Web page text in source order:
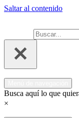
Saltar al contenido
Busca aquí lo que
×
Ahora compra